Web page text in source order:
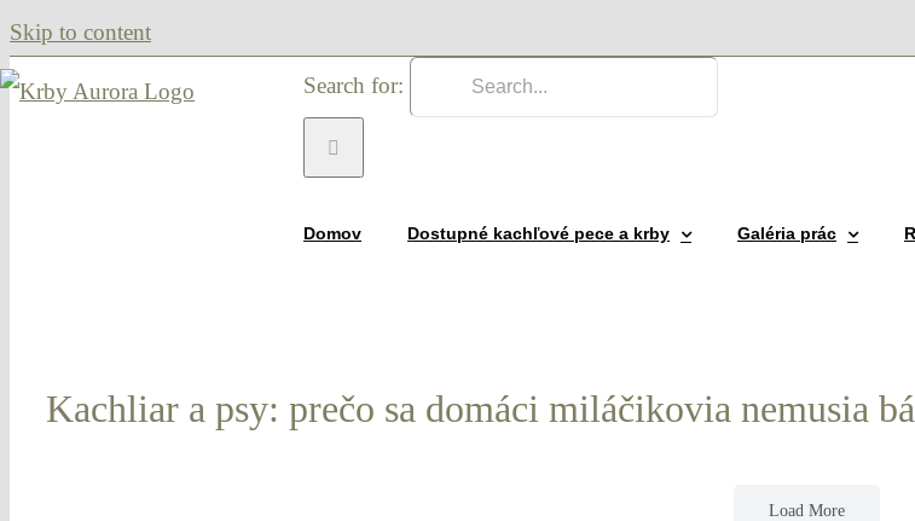
Skip to content
Search for:
Domov Dostupné kachľové pece a krby Galéria prác
Kachliar a psy: prečo sa domáci miláčikovia nemusia
Load More